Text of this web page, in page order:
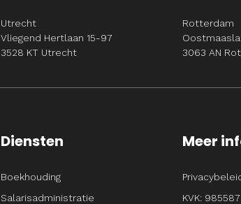
Utrecht
Vliegend Hertlaan 15-97
3528 KT Utrecht
Rotterdam
3063 AN
Diensten
Boekhouding
Salarisadministratie
Meer
KVK: